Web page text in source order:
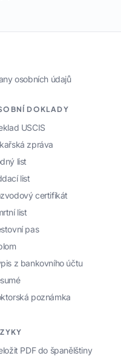
osobních údajů
DOKLADY
USCIS
zpráva
list
list
certifikát
list
pas
z bankovního účtu
poznámka
PDF do španělštiny